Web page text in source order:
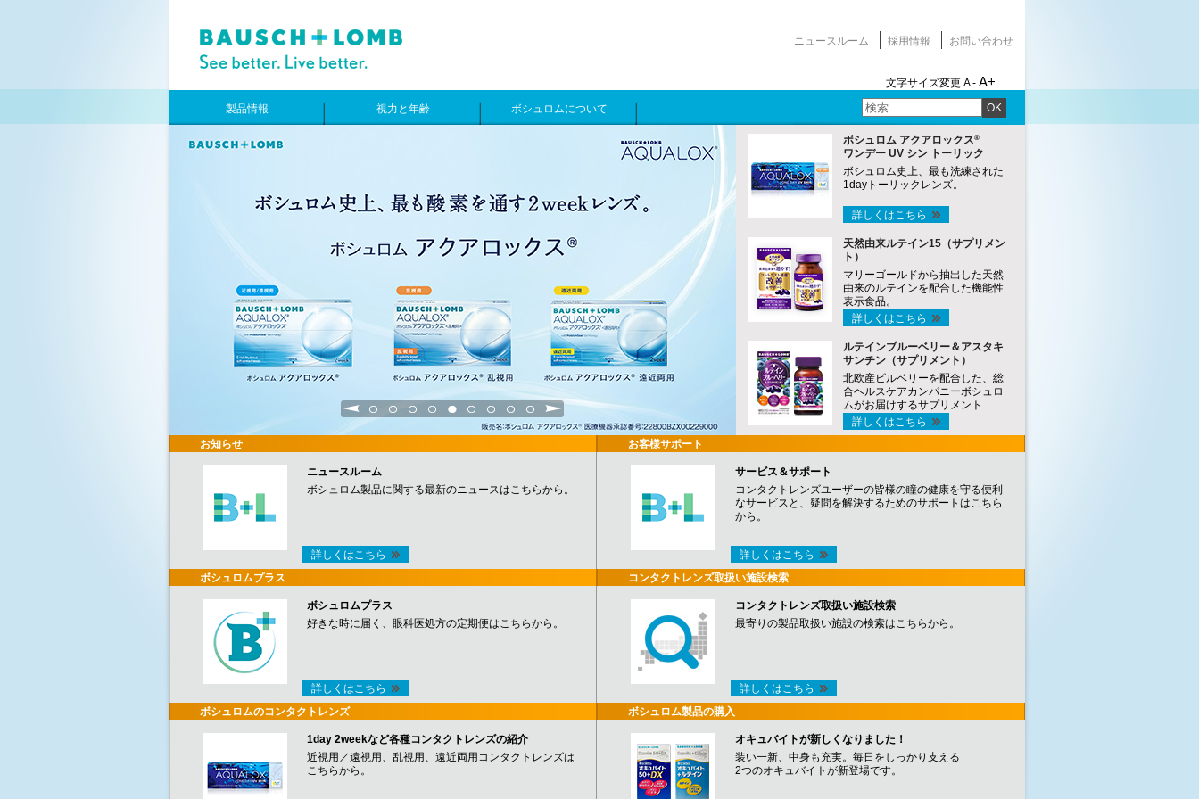
ニュースルーム 採用情報 お問い合わせ
文字サイズ変更 A - A+
OK
製品情報 視力と年齢 ボシュロムについて
1 2 3 4 5 6 7 8 9
ボシュロム アクアロックス®
ワンデー UV シン トーリック
ボシュロム史上、最も洗練された
1dayトーリックレンズ。
詳しくはこちら
天然由来ルテイン15（サプリメン
ト）
マリーゴールドから抽出した天然
由来のルテインを配合した機能性
表示食品。
詳しくはこちら
ルテインブルーベリー＆アスタキ
サンチン（サプリメント）
北欧産ビルベリーを配合した、総
合ヘルスケアカンパニーボシュロ
ムがお届けするサプリメント
詳しくはこちら
お知らせ
ニュースルーム
ボシュロム製品に関する最新のニュースはこちらから。
詳しくはこちら
ボシュロムプラス
ボシュロムプラス
好きな時に届く、眼科医処方の定期便はこちらから。
詳しくはこちら
ボシュロムのコンタクトレンズ
1day 2weekなど各種コンタクトレンズの紹介
近視用／遠視用、乱視用、遠近両用コンタクトレンズは
こちらから。
お客様サポート
サービス＆サポート
コンタクトレンズユーザーの皆様の瞳の健康を守る便利
なサービスと、疑問を解決するためのサポートはこちら
から。
詳しくはこちら
コンタクトレンズ取扱い施設検索
コンタクトレンズ取扱い施設検索
最寄りの製品取扱い施設の検索はこちらから。
詳しくはこちら
ボシュロム製品の購入
オキュバイトが新しくなりました！
装い一新、中身も充実。毎日をしっかり支える
2つのオキュバイトが新登場です。